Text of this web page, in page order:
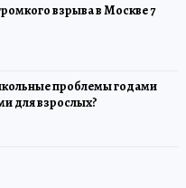
взрыва в Москве 7
проблемы годами
для взрослых?